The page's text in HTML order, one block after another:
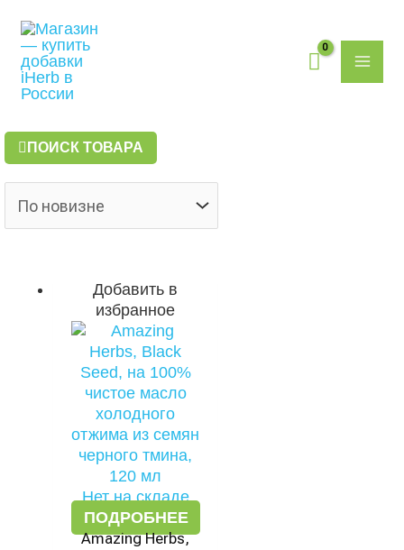
содержимому
ПОИСК ТОВАРА
Добавить в
избранное
Нет на складе
ПОДРОБНЕЕ
Amazing Herbs,
товаров